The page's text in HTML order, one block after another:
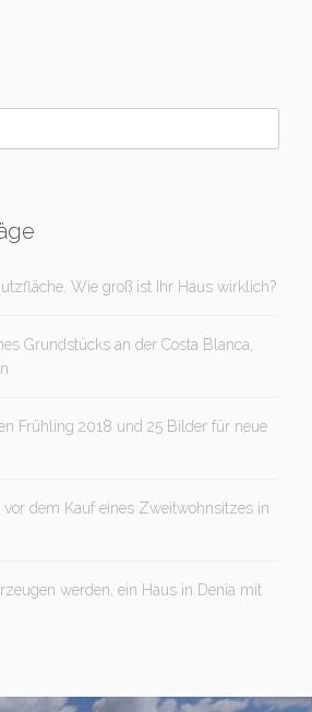
Wie groß ist Ihr Haus wirklich?
Grundstücks an der Costa Blanca,
Frühling 2018 und 25 Bilder für neue
dem Kauf eines Zweitwohnsitzes in
werden, ein Haus in Denia mit